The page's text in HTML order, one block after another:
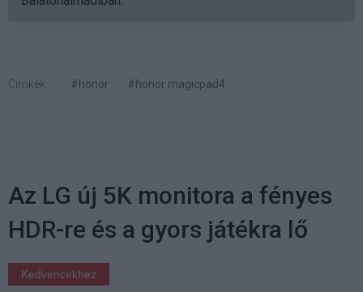
Címkék: #honor #honor magicpad4
Az LG új 5K monitora a fényes
HDR-re és a gyors játékra lő
Kedvencekhez